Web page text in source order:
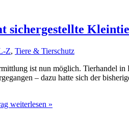
sichergestellte
Z, Tiere & Tierschutz
ist nun möglich. Tierhandel
– dazu hatte sich der
weiterlesen »